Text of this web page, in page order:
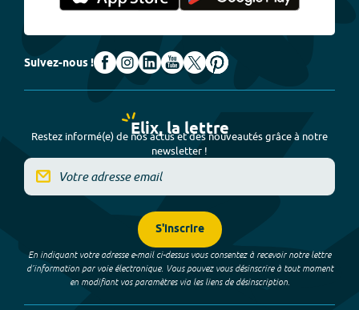
Suivez-nous !
Elix, la lettre
Restez informé(e) de nos actus et des nouveautés grâce à notre
newsletter !
S'inscrire
En indiquant votre adresse e-mail ci-dessus vous consentez à recevoir notre lettre
d’information par voie électronique. Vous pouvez vous désinscrire à tout moment
en modifiant vos paramètres via les liens de désinscription.